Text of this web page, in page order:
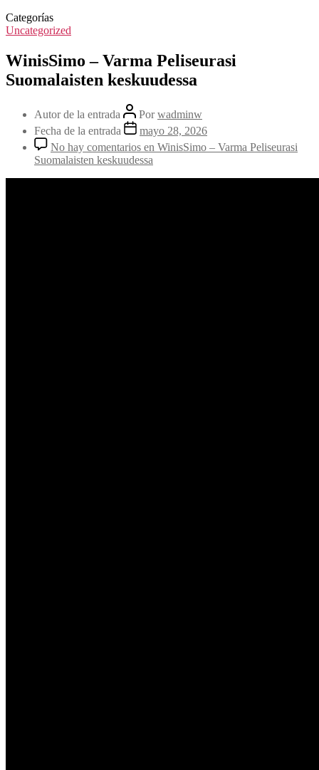
Categorías
Uncategorized
WinisSimo – Varma Peliseurasi
Suomalaisten keskuudessa
Autor de la entrada Porwadminw
Fecha de la entrada
mayo 28, 2026
No hay comentarios en WinisSimo – Varma Peliseurasi
Suomalaisten keskuudessa